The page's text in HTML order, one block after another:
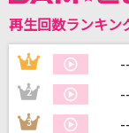
[生音]いとしの
サザンオールスターズ
再生回数ランキン
1
2
3